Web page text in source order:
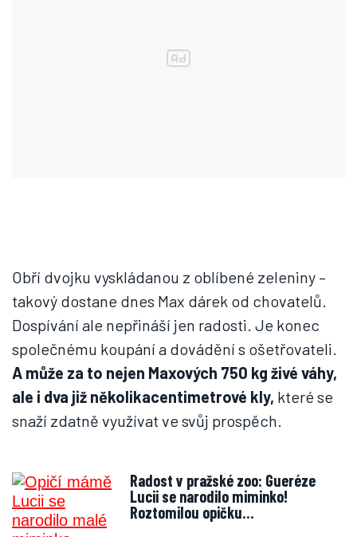
Obří dvojku vyskládanou z oblíbené zeleniny –
takový dostane dnes Max dárek od chovatelů.
Dospívání ale nepřináší jen radosti. Je konec
společnému koupání a dovádění s ošetřovateli.
A může za to nejen Maxových 750 kg živé váhy,
ale i dva již několikacentimetrové kly, které se
snaží zdatně využívat ve svůj prospěch.
Radost v pražské zoo: Gueréze
Lucii se narodilo miminko!
Roztomilou opičku…